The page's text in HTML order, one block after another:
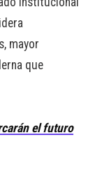
mayor
que
el futuro